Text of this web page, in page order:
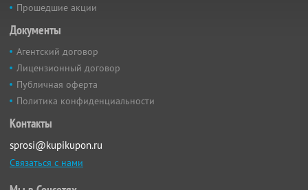
Прошедшие акции
Документы
Агентский договор
Лицензионный договор
Публичная оферта
Политика конфиденциальности
Контакты
sprosi@kupikupon.ru
Связаться с нами